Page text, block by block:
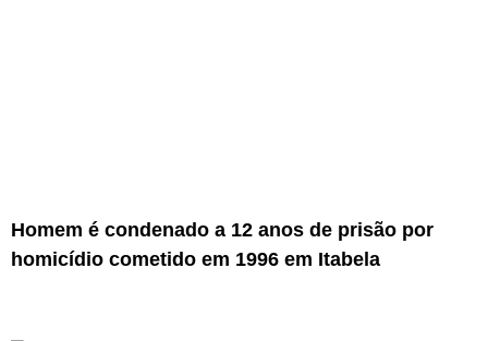
Homem é condenado a 12 anos de prisão por
homicídio cometido em 1996 em Itabela